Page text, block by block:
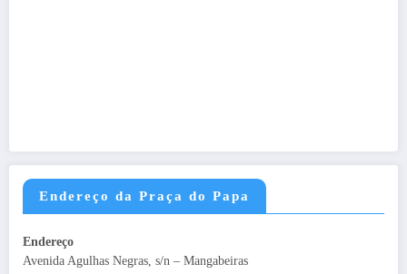
Endereço da Praça do Papa
Endereço
Avenida Agulhas Negras, s/n – Mangabeiras